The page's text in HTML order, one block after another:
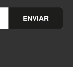
ENVIAR